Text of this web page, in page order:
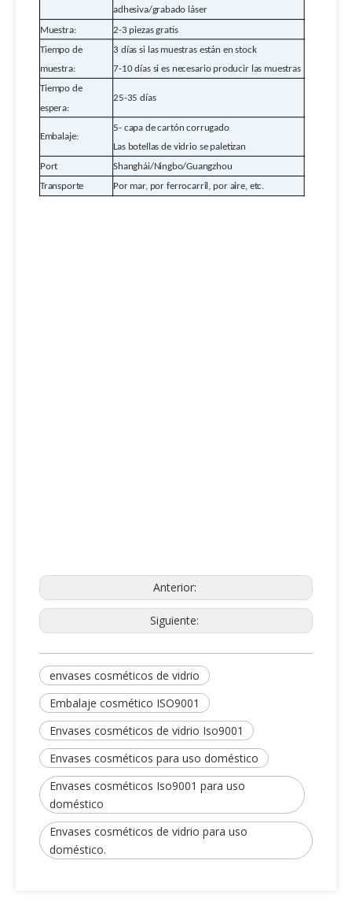
adhesiva/grabado láser
Muestra: 2-3 piezas gratis
Tiempo de
muestra:
3 días si las muestras están en stock
7-10 días si es necesario producir las muestras
Tiempo de
espera:
25-35 días
Embalaje:
5- capa de cartón corrugado
Las botellas de vidrio se paletizan
Port Shanghái/Ningbo/Guangzhou
Transporte Por mar, por ferrocarril, por aire, etc.
Anterior:
Siguiente:
envases cosméticos de vidrio
Embalaje cosmético ISO9001
Envases cosméticos de vidrio Iso9001
Envases cosméticos para uso doméstico
Envases cosméticos Iso9001 para uso
doméstico
Envases cosméticos de vidrio para uso
doméstico.